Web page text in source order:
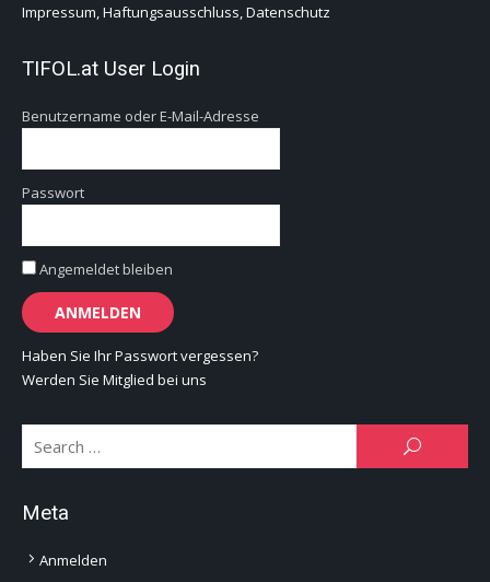
Impressum, Haftungsausschluss, Datenschutz
TIFOL.at User Login
Benutzername oder E-Mail-Adresse
Passwort
Angemeldet bleiben
Haben Sie Ihr Passwort vergessen?
Werden Sie Mitglied bei uns
SEARCH
Meta
Anmelden